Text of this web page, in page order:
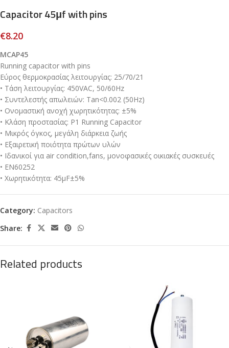
Capacitor 45μf with pins
€8.20
MCAP45
Running capacitor with pins
Εύρος θερμοκρασίας λειτουργίας: 25/70/21
• Τάση λειτουργίας: 450VAC, 50/60Hz
• Συντελεστής απωλειών: Tan<0.002 (50Hz)
• Ονομαστική ανοχή χωρητικότητας: ±5%
• Κλάση προστασίας: P1 Running Capacitor
• Μικρός όγκος, μεγάλη διάρκεια ζωής
• Εξαιρετική ποιότητα πρώτων υλών
• Ιδανικοί για air condition,fans, μονοφασικές οικιακές συσκευές
• EN60252
• Χωρητικότητα: 45μF±5%
Category: Capacitors
Share:
Related products